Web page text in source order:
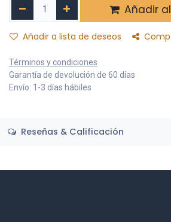
Añadir
Añadir a lista de deseos
Términos y condiciones
Garantía de devolución de 60 días
Envío: 1-3 días hábiles
Reseñas & Calificación